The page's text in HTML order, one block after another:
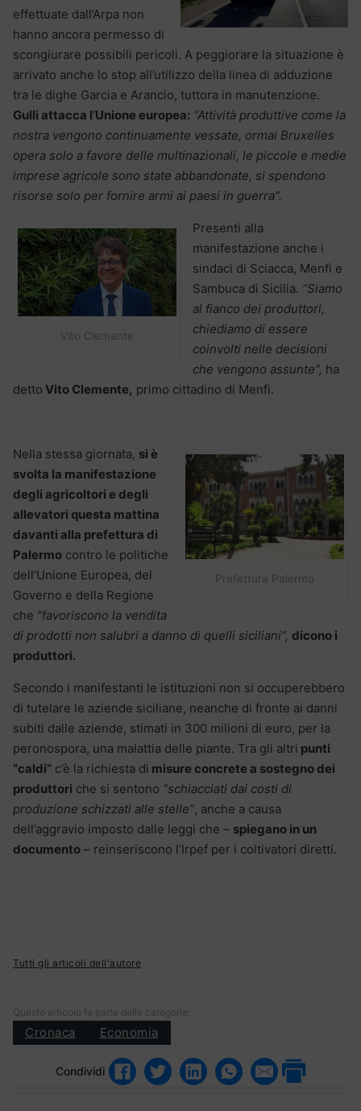
effettuate dall’Arpa non
hanno ancora permesso di
scongiurare possibili pericoli. A peggiorare la situazione è
arrivato anche lo stop all’utilizzo della linea di adduzione
tra le dighe Garcia e Arancio, tuttora in manutenzione.
Gulli attacca l’Unione europea: “Attività produttive come la
nostra vengono continuamente vessate, ormai Bruxelles
opera solo a favore delle multinazionali, le piccole e medie
imprese agricole sono state abbandonate, si spendono
risorse solo per fornire armi ai paesi in guerra”.
Vito Clemente
Presenti alla
manifestazione anche i
sindaci di Sciacca, Menfi e
Sambuca di Sicilia. “Siamo
al fianco dei produttori,
chiediamo di essere
coinvolti nelle decisioni
che vengono assunte”, ha
detto Vito Clemente, primo cittadino di Menfi.
Prefettura Palermo
Nella stessa giornata, si è
svolta la manifestazione
degli agricoltori e degli
allevatori questa mattina
davanti alla prefettura di
Palermo contro le politiche
dell’Unione Europea, del
Governo e della Regione
che “favoriscono la vendita
di prodotti non salubri a danno di quelli siciliani”, dicono i
produttori.
Secondo i manifestanti le istituzioni non si occuperebbero
di tutelare le aziende siciliane, neanche di fronte ai danni
subiti dalle aziende, stimati in 300 milioni di euro, per la
peronospora, una malattia delle piante. Tra gli altri punti
“caldi” c’è la richiesta di misure concrete a sostegno dei
produttori che si sentono “schiacciati dai costi di
produzione schizzati alle stelle”, anche a causa
dell’aggravio imposto dalle leggi che – spiegano in un
documento – reinseriscono l’Irpef per i coltivatori diretti.
Tutti gli articoli dell'autore
Questo articolo fa parte delle categorie:
Cronaca Economia
Condividi